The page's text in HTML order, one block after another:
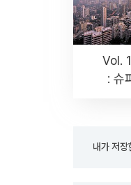
Vol.
: 슈
내가 저장